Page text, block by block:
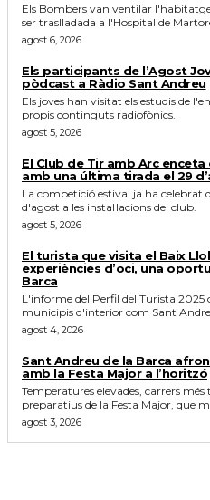
Els Bombers van ventilar
ser traslladada a l'Hospital de
agost 6, 2026
Els participants de l’Agost
pòdcast a Ràdio Sant Andreu
Els joves han visitat els estudis de
propis continguts radiofònics.
agost 5, 2026
El Club de Tir amb Arc
amb una última tirada el 29
La competició estival ja ha celebrat
d'agost a les instal·lacions del club.
agost 5, 2026
El turista que visita el Baix
experiències d’oci, una
Barca
L'informe del Perfil del Turista
municipis d'interior com Sant
agost 4, 2026
Sant Andreu de la Barca
amb la Festa Major a l’horitzó
Temperatures elevades, carrers
preparatius de la Festa Major, que
agost 3, 2026